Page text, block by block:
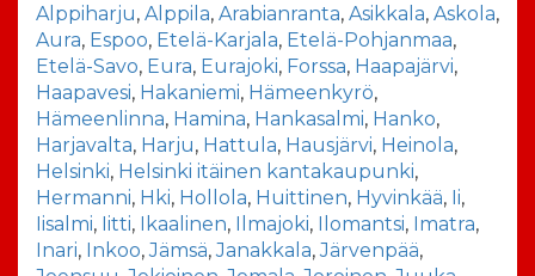
Alppiharju, Alppila, Arabianranta, Asikkala, Askola,
Aura, Espoo, Etelä-Karjala, Etelä-Pohjanmaa,
Etelä-Savo, Eura, Eurajoki, Forssa, Haapajärvi,
Haapavesi, Hakaniemi, Hämeenkyrö,
Hämeenlinna, Hamina, Hankasalmi, Hanko,
Harjavalta, Harju, Hattula, Hausjärvi, Heinola,
Helsinki, Helsinki itäinen kantakaupunki,
Hermanni, Hki, Hollola, Huittinen, Hyvinkää, Ii,
Iisalmi, Iitti, Ikaalinen, Ilmajoki, Ilomantsi, Imatra,
Inari, Inkoo,Jämsä,Janakkala,Järvenpää,